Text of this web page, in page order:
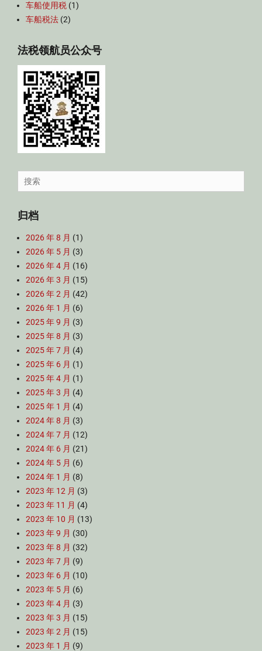
车船使用税 (1)
车船税法 (2)
法税领航员公众号
Search
for:
归档
2026 年 8 月 (1)
2026 年 5 月 (3)
2026 年 4 月 (16)
2026 年 3 月 (15)
2026 年 2 月 (42)
2026 年 1 月 (6)
2025 年 9 月 (3)
2025 年 8 月 (3)
2025 年 7 月 (4)
2025 年 6 月 (1)
2025 年 4 月 (1)
2025 年 3 月 (4)
2025 年 1 月 (4)
2024 年 8 月 (3)
2024 年 7 月 (12)
2024 年 6 月 (21)
2024 年 5 月 (6)
2024 年 1 月 (8)
2023 年 12 月 (3)
2023 年 11 月 (4)
2023 年 10 月 (13)
2023 年 9 月 (30)
2023 年 8 月 (32)
2023 年 7 月 (9)
2023 年 6 月 (10)
2023 年 5 月 (6)
2023 年 4 月 (3)
2023 年 3 月 (15)
2023 年 2 月 (15)
2023 年 1 月 (9)